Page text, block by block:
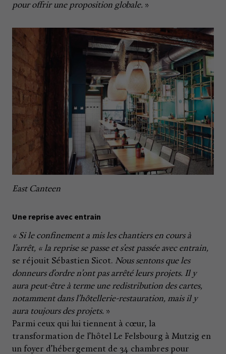
pour offrir une proposition globale. »
East Canteen
Une reprise avec entrain
« Si le confinement a mis les chantiers en cours à
l’arrêt, « la reprise se passe et s’est passée avec entrain,
se réjouit Sébastien Sicot. Nous sentons que les
donneurs d’ordre n’ont pas arrêté leurs projets. Il y
aura peut-être à terme une redistribution des cartes,
notamment dans l’hôtellerie-restauration, mais il y
aura toujours des projets. »
Parmi ceux qui lui tiennent à cœur, la
transformation de l’hôtel Le Felsbourg à Mutzig en
un foyer d’hébergement de 34 chambres pour